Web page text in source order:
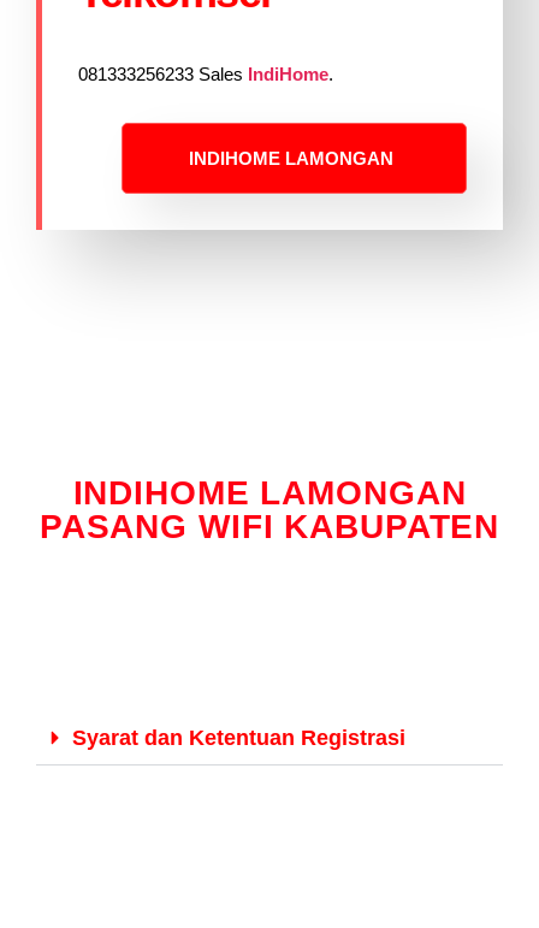
081333256233 Sales IndiHome.
INDIHOME LAMONGAN
INDIHOME LAMONGAN
PASANG WIFI KABUPATEN
Syarat dan Ketentuan Registrasi